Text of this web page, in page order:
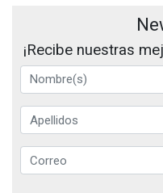
¡Recibe nuestras